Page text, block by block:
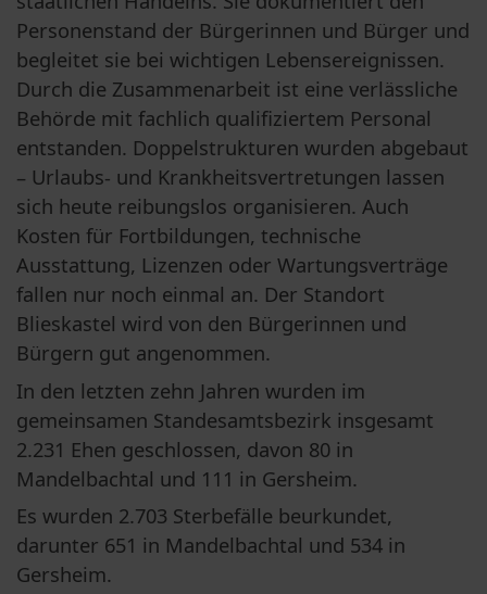
Personenstand der Bürgerinnen und Bürger und
begleitet sie bei wichtigen Lebensereignissen.
Durch die Zusammenarbeit ist eine verlässliche
Behörde mit fachlich qualifiziertem Personal
entstanden. Doppelstrukturen wurden abgebaut
– Urlaubs- und Krankheitsvertretungen lassen
sich heute reibungslos organisieren. Auch
Kosten für Fortbildungen, technische
Ausstattung, Lizenzen oder Wartungsverträge
fallen nur noch einmal an. Der Standort
Blieskastel wird von den Bürgerinnen und
Bürgern gut angenommen.
In den letzten zehn Jahren wurden im
gemeinsamen Standesamtsbezirk insgesamt
2.231 Ehen geschlossen, davon 80 in
Mandelbachtal und 111 in Gersheim.
Es wurden 2.703 Sterbefälle beurkundet,
darunter 651 in Mandelbachtal und 534 in
Gersheim.